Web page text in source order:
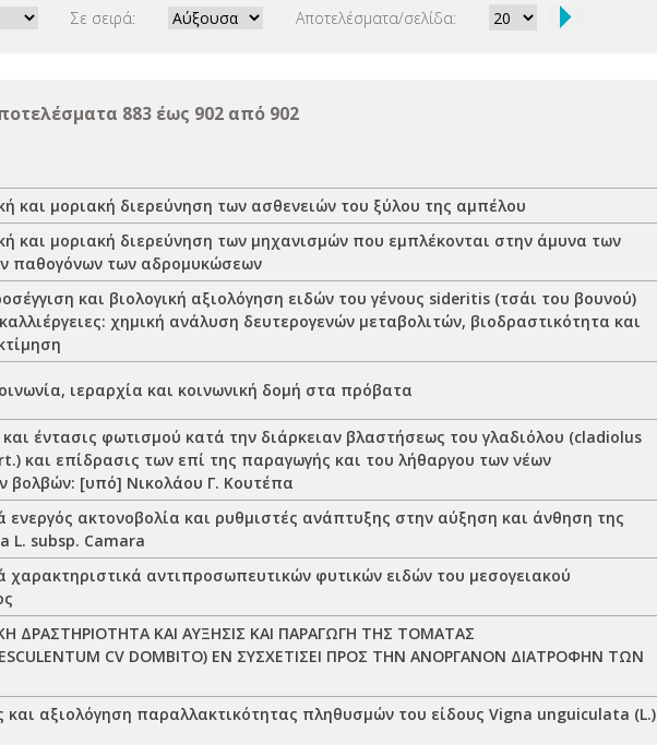
Σε σειρά: Αποτελέσματα/σελίδα:
883 έως 902 από 902
και μοριακή διερεύνηση των ασθενειών του ξύλου της αμπέλου
και μοριακή διερεύνηση των μηχανισμών που εμπλέκονται στην άμυνα των
παθογόνων των αδρομυκώσεων
και βιολογική αξιολόγηση ειδών του γένους sideritis (τσάι του βουνού)
χημική ανάλυση δευτερογενών μεταβολιτών, βιοδραστικότητα και
ιεραρχία και κοινωνική δομή στα πρόβατα
έντασις φωτισμού κατά την διάρκειαν βλαστήσεως του γλαδιόλου (cladiolus
και επίδρασις των επί της παραγωγής και του λήθαργου των νέων
βολβών: [υπό] Νικολάου Γ. Κουτέπα
ενεργός ακτονοβολία και ρυθμιστές ανάπτυξης στην αύξηση και άνθηση της
L. subsp. Camara
χαρακτηριστικά αντιπροσωπευτικών φυτικών ειδών του μεσογειακού
ΔΡΑΣΤΗΡΙΟΤΗΤΑ ΚΑΙ ΑΥΞΗΣΙΣ ΚΑΙ ΠΑΡΑΓΩΓΗ ΤΗΣ ΤΟΜΑΤΑΣ
CV DOMBITO) ΕΝ ΣΥΣΧΕΤΙΣΕΙ ΠΡΟΣ ΤΗΝ ΑΝΟΡΓΑΝΟΝ ΔΙΑΤΡΟΦΗΝ ΤΩΝ
και αξιολόγηση παραλλακτικότητας πληθυσμών του είδους Vigna unguiculata (L.)